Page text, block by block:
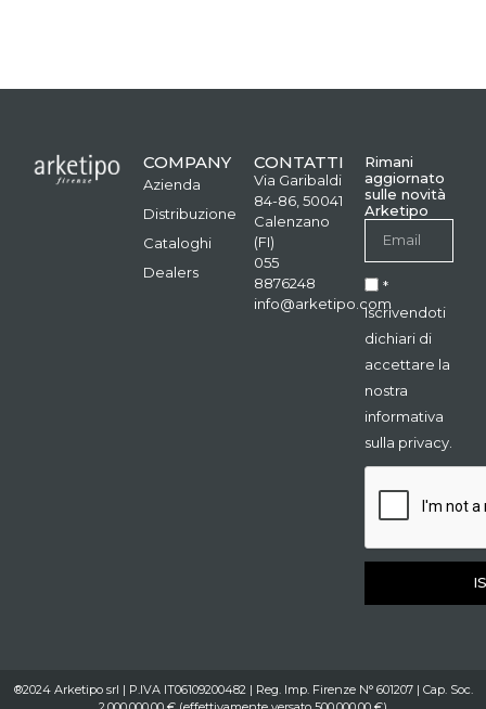
COMPANY
Azienda
Distribuzione
Cataloghi
Dealers
CONTATTI
Via Garibaldi
84-86, 50041
Calenzano
(FI)
055
8876248
info@arketipo.com
Rimani
aggiornato
sulle novità
Arketipo
*
Iscrivendoti
dichiari di
accettare la
nostra
informativa
sulla privacy.
®2024 Arketipo srl | P.IVA IT06109200482 | Reg. Imp. Firenze N° 601207 | Cap. Soc.